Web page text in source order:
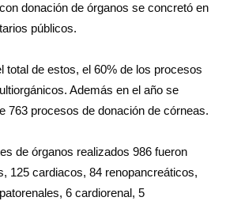
donación de órganos se concretó en
públicos.
total de estos, el 60% de los procesos
Además en el año se
763 procesos de donación de córneas.
de órganos realizados 986 fueron
125 cardiacos, 84 renopancreáticos,
6 cardiorenal, 5